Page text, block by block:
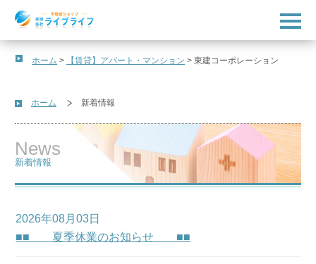
t
o
g
g
a
i
o
n
ホーム > 【賃貸】アパート・マンション >東建コーポレーション
ホーム 新着情報
News
新着情報
2026年08月03日
■■ 夏季休業のお知らせ ■■